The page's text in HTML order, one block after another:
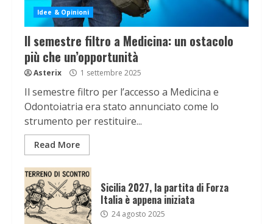
Idee & Opinioni
Il semestre filtro a Medicina: un ostacolo
più che un’opportunità
Asterix 1 settembre 2025
Il semestre filtro per l’accesso a Medicina e
Odontoiatria era stato annunciato come lo
strumento per restituire...
Read More
Sicilia 2027, la partita di Forza
Italia è appena iniziata
24 agosto 2025